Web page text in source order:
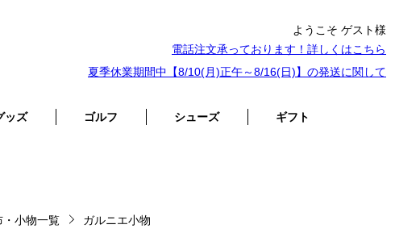
ようこそ ゲスト様
電話注文承っております！詳しくはこちら
夏季休業期間中【8/10(月)正午～8/16(日)】の発送に関して
ッズ ゴルフ シューズ ギフト
・小物一覧 ガルニエ小物